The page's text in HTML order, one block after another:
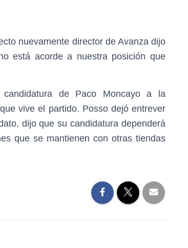
nuevamente director de Avanza dijo
está acorde a nuestra posición que
de Paco Moncayo a la
vive el partido. Posso dejó entrever
dijo que su candidatura dependerá
que se mantienen con otras tiendas